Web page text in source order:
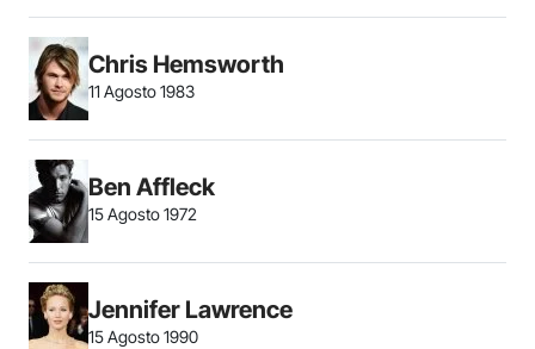
Chris Hemsworth
11 Agosto 1983
Ben Affleck
15 Agosto 1972
Jennifer Lawrence
15 Agosto 1990